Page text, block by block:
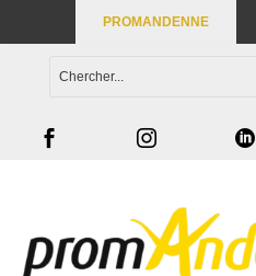
PROMANDENNE
  